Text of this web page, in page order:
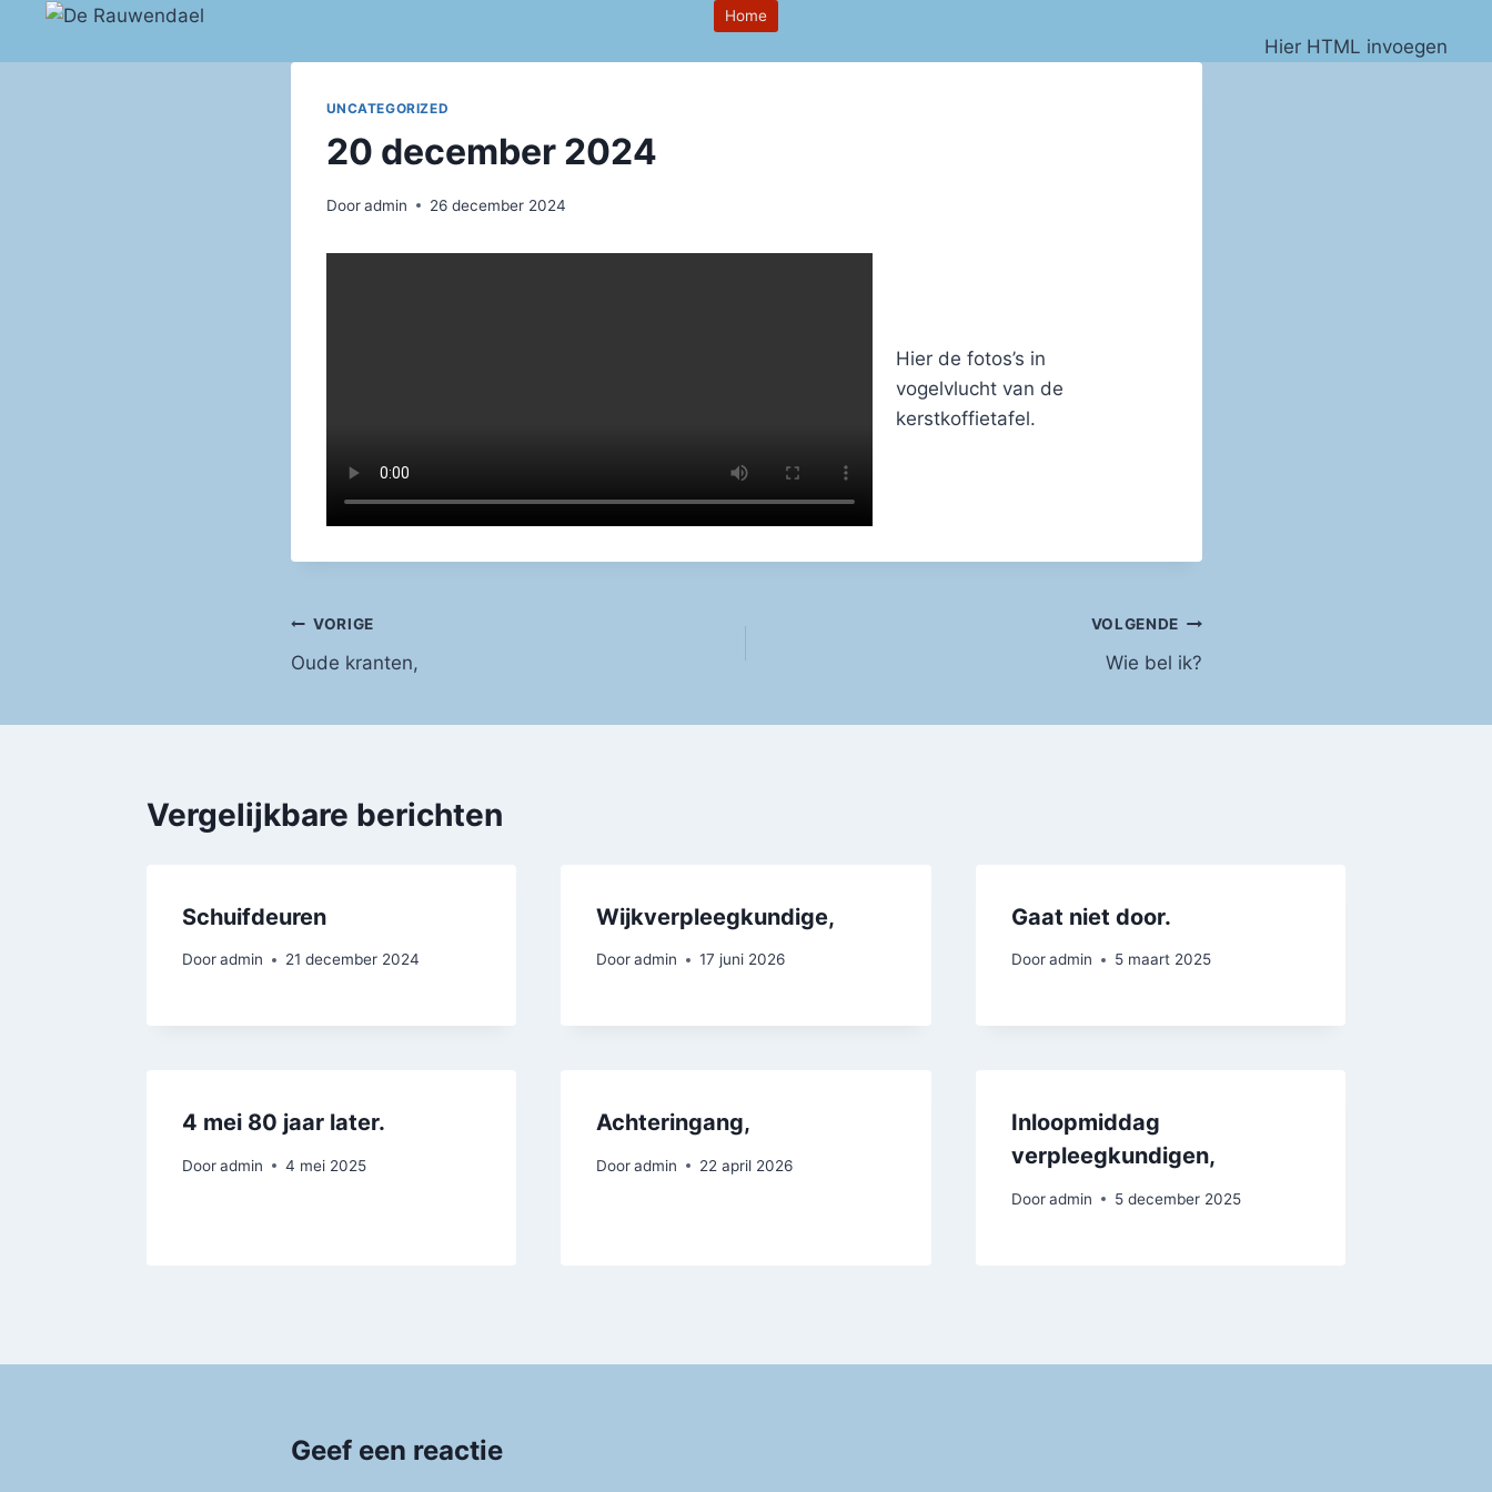
Doorgaan
Home
Hier HTML invoegen
UNCATEGORIZED
20 december 2024
Door admin 26 december 2024
Hier de fotos’s in
vogelvlucht van de
kerstkoffietafel.
Bericht
navigatie
VORIGE
Oude kranten,
VOLGENDE
Wie bel ik?
Vergelijkbare berichten
Schuifdeuren
Door admin 21 december 2024
Wijkverpleegkundige,
Door admin 17 juni 2026
Gaat niet door.
Dooradmin 5 maart 2025
4 mei 80 jaar later.
Door admin 4 mei 2025
Achteringang,
Door admin 22 april 2026
Inloopmiddag
verpleegkundigen,
Dooradmin 5 december 2025
Geef een reactie